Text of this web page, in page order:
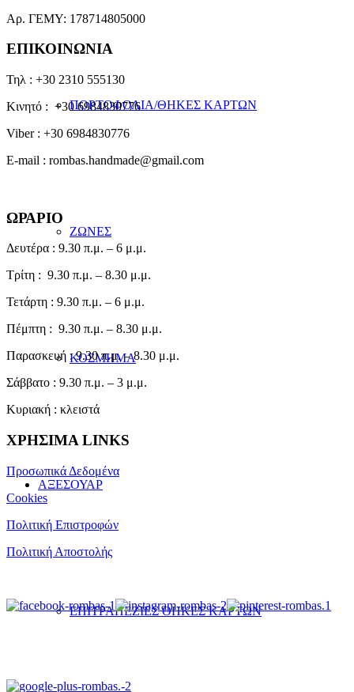
ΠΟΡΤΟΦΟΛΙΑ/ΘΗΚΕΣ ΚΑΡΤΩΝ
ΖΩΝΕΣ
ΚΟΣΜΗΜΑ
ΑΞΕΣΟΥΑΡ
ΕΠΙΤΡΑΠΕΖΙΕΣ ΘΗΚΕΣ ΚΑΡΤΩΝ
του
Αρ. ΓΕΜΥ: 178714805000
ΕΠΙΚΟΙΝΩΝΙΑ
Τηλ : +30 2310 555130
Κινητό : +30 6984830776
Viber : +30 6984830776
E-mail : rombas.handmade@gmail.com
ΩΡΑΡΙΟ
Δευτέρα : 9.30 π.μ. – 6 μ.μ.
Τρίτη : 9.30 π.μ. – 8.30 μ.μ.
Τετάρτη : 9.30 π.μ. – 6 μ.μ.
Πέμπτη : 9.30 π.μ. – 8.30 μ.μ.
Παρασκευή : 9.30 π.μ. – 8.30 μ.μ.
Σάββατο : 9.30 π.μ. – 3 μ.μ.
Κυριακή : κλειστά
ΧΡΗΣΙΜΑ LINKS
Προσωπικά Δεδομένα
Cookies
Πολιτική Επιστροφών
Πολιτική Αποστολής